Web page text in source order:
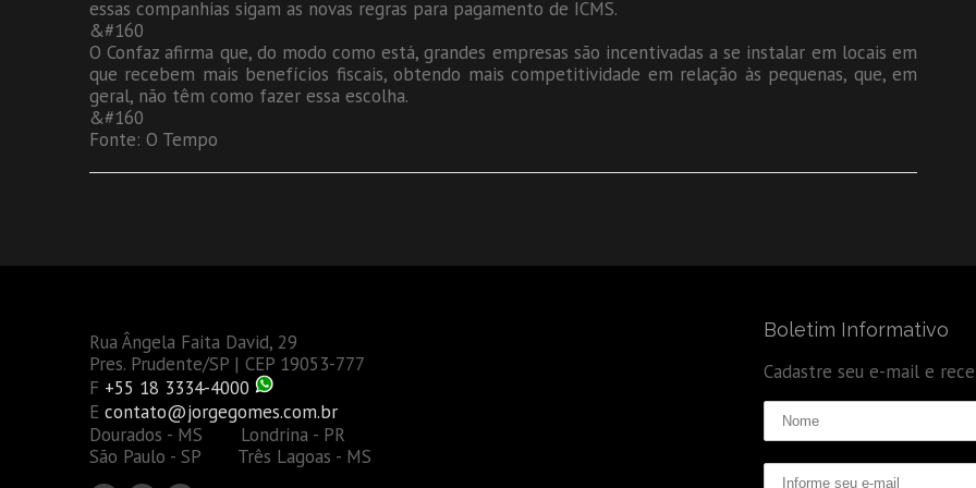
essas companhias sigam as novas regras para pagamento de ICMS.
&#160
O Confaz afirma que, do modo como está, grandes empresas são incentivadas a se instalar em locais em
que recebem mais benefícios fiscais, obtendo mais competitividade em relação às pequenas, que, em
geral, não têm como fazer essa escolha.
&#160
Fonte: O Tempo
Rua Ângela Faita David, 29
Pres. Prudente/SP | CEP 19053-777
F +55 18 3334-4000
E contato@jorgegomes.com.br
Dourados - MS Londrina - PR
São Paulo - SP Três Lagoas - MS
Boletim Informativo
Cadastre seu e-mail e